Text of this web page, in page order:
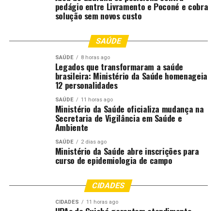
Jovens se unem em ato de fé no período do Carnaval em
Prefeitura de Cuiabá reforça proteção às mulheres com
van do projeto “Cuiabá Acolhe Mulheres”
pedágio entre Livramento e Poconé e cobra
solução sem novos custo
SAÚDE
SAÚDE 8 horas ago
Legados que transformaram a saúde
brasileira: Ministério da Saúde homenageia
12 personalidades
SAÚDE 11 horas ago
Ministério da Saúde oficializa mudança na
Secretaria de Vigilância em Saúde e
Ambiente
SAÚDE 2 dias ago
Ministério da Saúde abre inscrições para
curso de epidemiologia de campo
CIDADES
CIDADES 11 horas ago